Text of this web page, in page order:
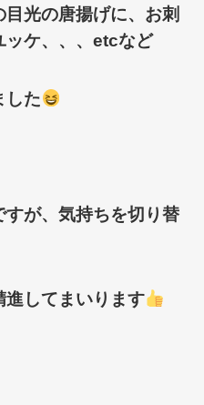
光の唐揚げに、お刺
ッケ、、、etcなど
した
が、気持ちを切り替
進してまいります